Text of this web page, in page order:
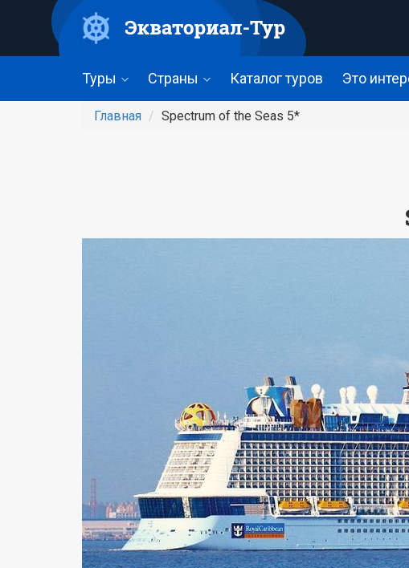
основному
содержанию
Туры Страны Каталог туров Это
Главная Spectrum of the Seas 5*